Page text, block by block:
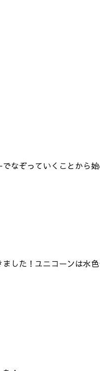
なぞっていくことから始
した！ユニコーンは